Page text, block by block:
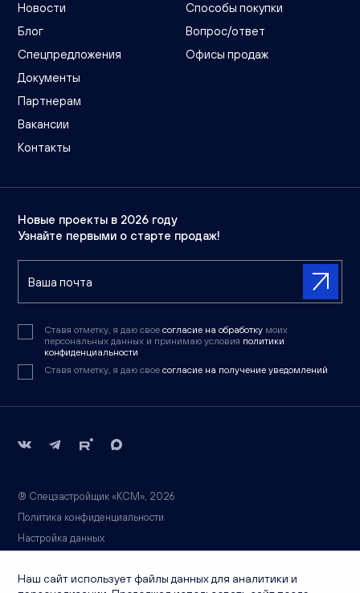
Новости
Блог
Спецпредложения
Документы
Партнерам
Вакансии
Контакты
Способы покупки
Вопрос/ответ
Офисы продаж
Новые проекты в 2026 году
Узнайте первыми о старте продаж!
Ставя отметку, я даю свое согласие на обработку моих
персональных данных и принимаю условия политики
конфиденциальности
Ставя отметку, я даю свое согласие на получение уведомлений
® Спецзастройщик «КСМ», 2026
Политика конфиденциальности
Настройка данных
Вся информация носит справочный характер и не является публичной
офертой, определяемой положениями статьи 437 ГК РФ. Точные цены,
Наш сайт использует файлы данных для аналитики и